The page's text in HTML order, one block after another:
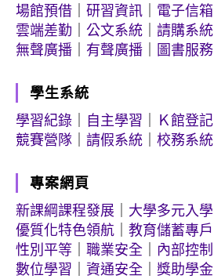
場館預借
研習資訊
電子信箱
雲端差勤
公文系統
請購系統
無聲廣播
有聲廣播 圖書服務
學生系統
學習紀錄
自主學習
Ｋ館登記
競賽營隊
請假系統 校務系統
專案網頁
新課綱課程發展
大學多元入學
優質化特色領航
教育儲蓄專戶
性別平等
職業安全
內部控制
數位學習
資通安全 獎助學金